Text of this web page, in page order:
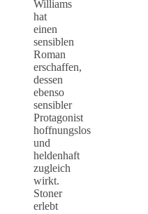
Williams
hat
einen
sensiblen
Roman
erschaffen,
dessen
ebenso
sensibler
Protagonist
hoffnungslos
und
heldenhaft
zugleich
wirkt.
Stoner
erlebt